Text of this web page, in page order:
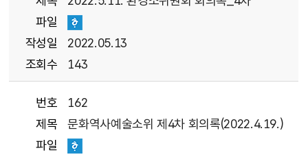
파일
작성일
2022.05.13
조회수
143
번호
162
제목
문화역사예술소위 제4차 회의록(2022.4.19.)
파일